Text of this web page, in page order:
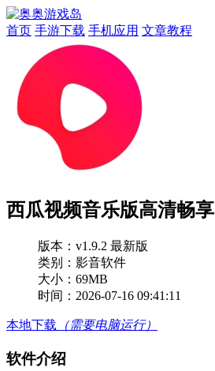
首页 手游下载 手机应用 文章教程
西瓜视频音乐版高清畅享
版本： v1.9.2 最新版
类别：影音软件
大小：69MB
时间：2026-07-16 09:41:11
本地下载 （需要电脑运行）
软件介绍